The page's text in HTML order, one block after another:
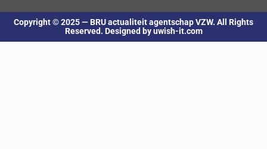
Copyright © 2025 — BRU actualiteit agentschap VZW. All Rights
Reserved. Designed by uwish-it.com